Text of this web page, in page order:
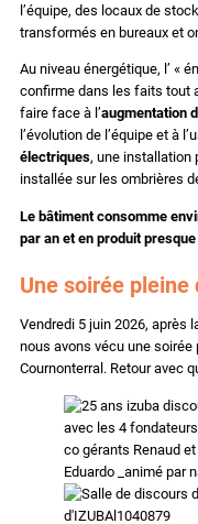
l’équipe, des locaux de
transformés en bureaux et
Au niveau énergétique, l’ «
confirme dans les faits tout
faire face à l’augmentation
l’évolution de l’équipe et à
électriques, une installation
installée sur les ombrières
Le bâtiment consomme
par an et en produit
Une soirée
Vendredi 5 juin 2026, après
nous avons vécu une soirée
Cournonterral. Retour avec